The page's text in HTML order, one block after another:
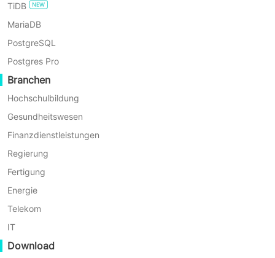
TiDB
MariaDB
PostgreSQL
Postgres Pro
Branchen
Hochschulbildung
Gesundheitswesen
Finanzdienstleistungen
Regierung
Fertigung
Energie
Telekom
IT
Download
Warum Vinchin für Backup
und Wiederherstellung
Vinchin Backup & Recovery bietet zuverlässigen